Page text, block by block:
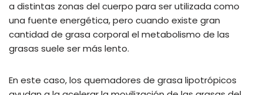
a distintas zonas del cuerpo para ser utilizada como
una fuente energética, pero cuando existe gran
cantidad de grasa corporal el metabolismo de las
grasas suele ser más lento.
En este caso, los quemadores de grasa lipotrópicos